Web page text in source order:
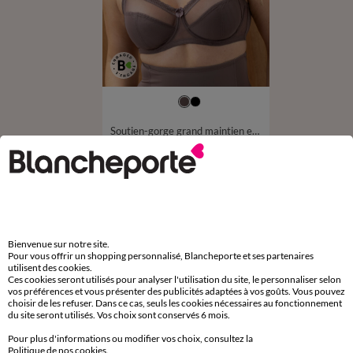
Soutien-gorge grand maintien en maille sculptante - avec armatures
-50% dès 2 art Code 899013
Gaine ventre plat
Paiement 100% sécurisé
Bienvenue sur notre site.
Pour vous offrir un shopping personnalisé, Blancheporte et ses partenaires
utilisent des cookies.
Ces cookies seront utilisés pour analyser l'utilisation du site, le personnaliser selon
vos préférences et vous présenter des publicités adaptées à vos goûts. Vous pouvez
choisir de les refuser. Dans ce cas, seuls les cookies nécessaires au fonctionnement
du site seront utilisés. Vos choix sont conservés 6 mois.
Pour plus d'informations ou modifier vos choix, consultez la
Politique de nos cookies.